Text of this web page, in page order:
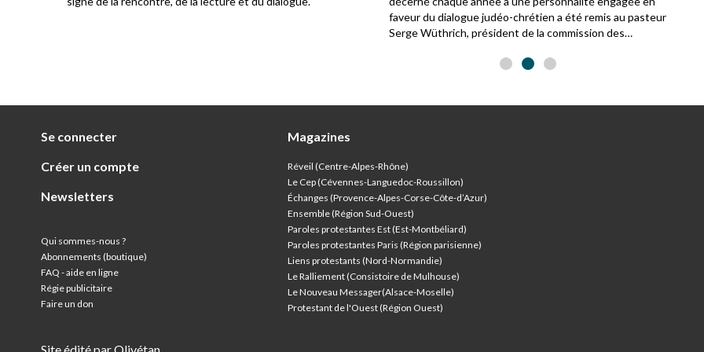
faveur du dialogue judéo-chrétien a été remis au pasteur
Serge Wüthrich, président de la commission des
Se connecter
Créer un compte
Newsletters
Qui sommes-nous ?
Abonnements (boutique)
FAQ - aide en ligne
Régie publicitaire
Faire un don
Magazines
Réveil (Centre-Alpes-Rhône)
Le Cep (Cévennes-Languedoc-Roussillon)
Échanges (Provence-Alpes-Corse-Côte-d’Azur)
Ensemble (Région Sud-Ouest)
Paroles protestantes Est (Est-Montbéliard)
Paroles protestantes Paris (Région parisienne)
Liens protestants (Nord-Normandie)
Le Ralliement (Consistoire de Mulhouse)
Le Nouveau Messager(Alsace-Moselle)
Protestant de l'Ouest (Région Ouest)